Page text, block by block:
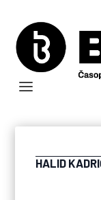
HALID